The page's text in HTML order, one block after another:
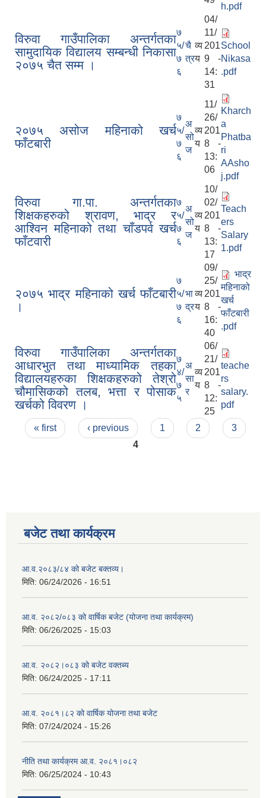
h.pdf
विरुवा गाउँपालिका अन्तर्गतका
सामुदायिक विद्यालय सम्बन्धी निकासा
२०७५ चैत सम्म ।
७
५/
७
६
चै
त्र
व्य
य
04/
11/
201
9 -
14:
31
School
Nikasa
.pdf
२०७५ असोज महिनाको खर्च
फाँटबारी
७
५/
७
६
अ
सो
ज
व्य
य
11/
26/
201
8 -
13:
06
Kharch
a
Phatba
ri
AAsho
j.pdf
विरुवा गा.पा. अन्तर्गतका
शिक्षकहरुको श्रावण, भाद्र र
आश्विन महिनाको तथा चाँडपर्व खर्च
फाँटवारी
७
५/
७
६
अ
सो
ज
व्य
य
10/
02/
201
8 -
13:
17
Teach
ers
Salary
1.pdf
२०७५ भाद्र महिनाको खर्च फाँटबारी
।
७
५/
७
६
भा
द्र
व्य
य
09/
25/
201
8 -
16:
40
भाद्र
महिनाको
खर्च
फाँटबारी
.pdf
विरुवा गाउँपालिका अन्तर्गतका
आधारभुत तथा माध्यामिक तहका
विद्यालयहरुका शिक्षकहरुको तेश्रो
चौमासिकको तलब, भत्ता र पोसाक
खर्चको विवरण ।
७
४/
७
५
अ
सा
र
व्य
य
06/
21/
201
8 -
12:
25
teache
rs
salary.
pdf
Pages
« first ‹ previous 1 2
3
4
बजेट तथा कार्यक्रम
आ.व.२०८३/८४ को बजेट बक्तव्य।
मिति: 06/24/2026 - 16:51
आ.व. २०८२/०८३ को वार्षिक बजेट (योजना तथा कार्यक्रम)
मिति: 06/26/2025 - 15:03
आ.व. २०८२।०८३ को बजेट वक्तब्य
मिति: 06/24/2025 - 17:11
आ.व. २०८१।८२ को वार्षिक योजना तथा बजेट
मिति: 07/24/2024 - 15:26
नीति तथा कार्यक्रम आ.व. २०८१।०८२
मिति: 06/25/2024 - 10:43